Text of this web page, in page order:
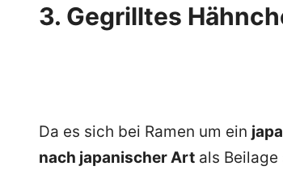
3. Gegrilltes
Da es sich bei Ramen um ein
nach japanischer Art als